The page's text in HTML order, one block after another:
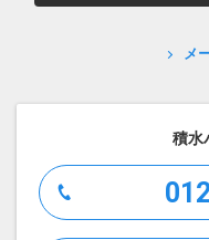
メ
積水